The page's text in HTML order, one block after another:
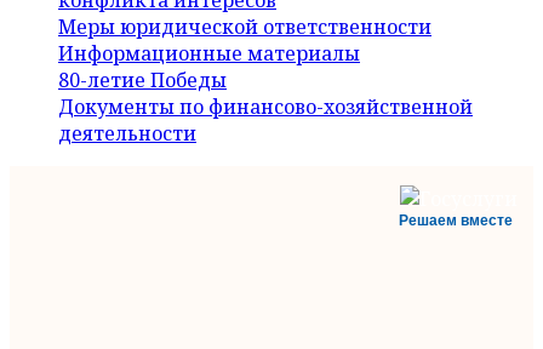
Меры юридической ответственности
Информационные материалы
80-летие Победы
Документы по финансово-хозяйственной
деятельности
Решаем вместе